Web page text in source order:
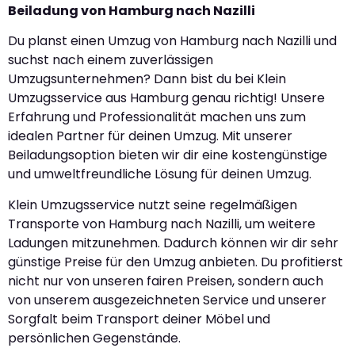
Beiladung von Hamburg nach Nazilli
Du planst einen Umzug von Hamburg nach Nazilli und
suchst nach einem zuverlässigen
Umzugsunternehmen? Dann bist du bei Klein
Umzugsservice aus Hamburg genau richtig! Unsere
Erfahrung und Professionalität machen uns zum
idealen Partner für deinen Umzug. Mit unserer
Beiladungsoption bieten wir dir eine kostengünstige
und umweltfreundliche Lösung für deinen Umzug.
Klein Umzugsservice nutzt seine regelmäßigen
Transporte von Hamburg nach Nazilli, um weitere
Ladungen mitzunehmen. Dadurch können wir dir sehr
günstige Preise für den Umzug anbieten. Du profitierst
nicht nur von unseren fairen Preisen, sondern auch
von unserem ausgezeichneten Service und unserer
Sorgfalt beim Transport deiner Möbel und
persönlichen Gegenstände.